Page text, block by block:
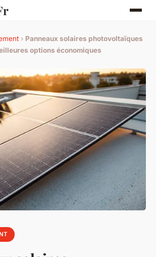
› Panneaux solaires photovoltaïques
options économiques